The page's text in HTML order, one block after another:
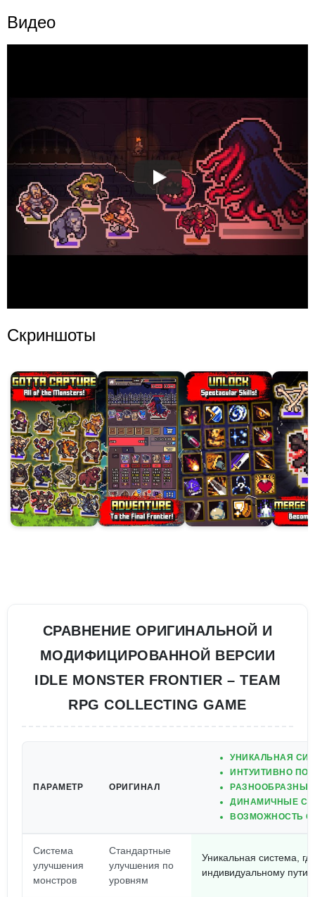
Видео
Скриншоты
СРАВНЕНИЕ ОРИГИНАЛЬНОЙ И
МОДИФИЦИРОВАННОЙ ВЕРСИИ
IDLE MONSTER FRONTIER – TEAM
RPG COLLECTING GAME
ПАРАМЕТР ОРИГИНАЛ
УНИКАЛЬНАЯ
ИНТУИТИВНО
ДИНАМИЧНЫЕ
ВОЗМОЖНОСТЬ
Система
улучшения
монстров
Стандартные
улучшения по
уровням
Уникальная система,
индивидуальному пути